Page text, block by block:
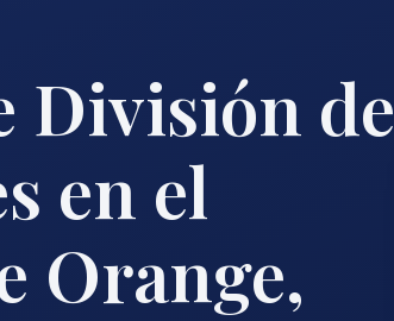
División de
en el
Orange,